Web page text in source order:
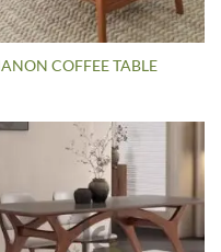
COFFEE TABLE